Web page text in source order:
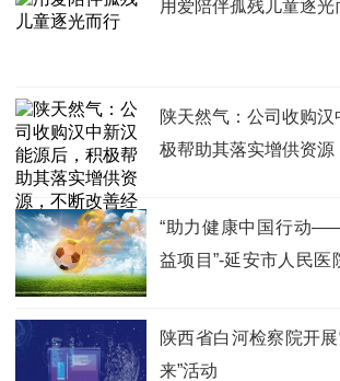
用爱陪伴孤残儿童逐光
陕天然气：公司收购
极帮助其落实增供资
“助力健康中国行动
益项目”-延安市人民医
陕西省白河检察院开
来”活动